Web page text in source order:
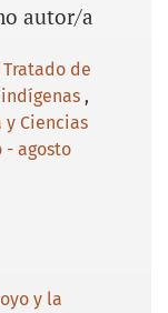
autor/a
de
,
Ciencias
- agosto
y la